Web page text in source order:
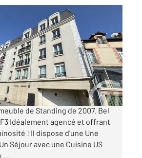
F3 à vendre
€
T2 et Centre-Ville. Au Dernier
de Standing de 2007. Bel
Idéalement agencé et offrant
! Il dispose d'une Une
Séjour avec une Cuisine US